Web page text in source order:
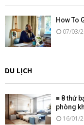
How To
07/03/
DU LỊCH
≡ 8 thứ
phòng
16/01/